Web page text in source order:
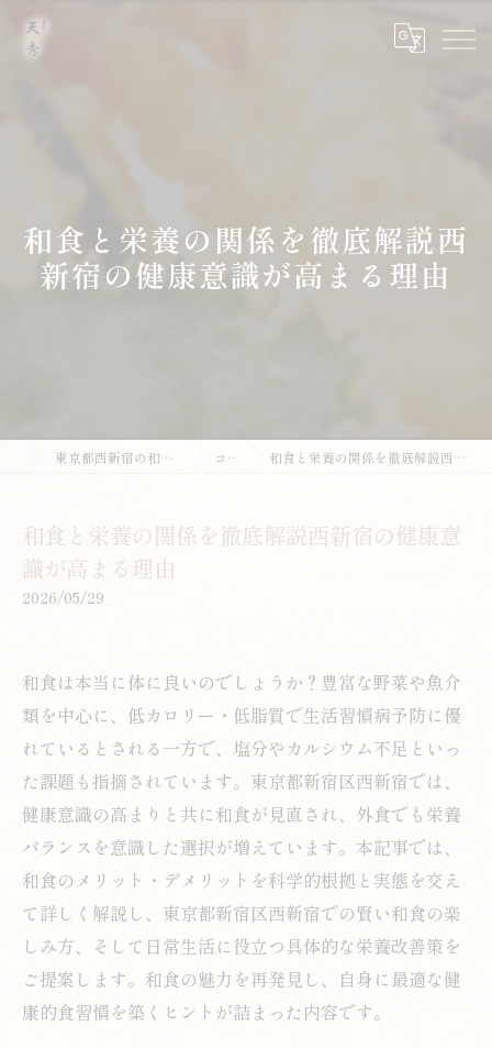
和食と栄養の関係を徹底解説西
新宿の健康意識が高まる理由
東京都西新宿の和食なら天ぷら 天秀 コラム 和食と栄養の関係を徹底解説西新宿の健康意識が高まる理由
和食と栄養の関係を徹底解説西新宿の健康意
識が高まる理由
2026/05/29
和食は本当に体に良いのでしょうか？豊富な野菜や魚介
類を中心に、低カロリー・低脂質で生活習慣病予防に優
れているとされる一方で、塩分やカルシウム不足といっ
た課題も指摘されています。東京都新宿区西新宿では、
健康意識の高まりと共に和食が見直され、外食でも栄養
バランスを意識した選択が増えています。本記事では、
和食のメリット・デメリットを科学的根拠と実態を交え
て詳しく解説し、東京都新宿区西新宿での賢い和食の楽
しみ方、そして日常生活に役立つ具体的な栄養改善策を
ご提案します。和食の魅力を再発見し、自身に最適な健
康的食習慣を築くヒントが詰まった内容です。